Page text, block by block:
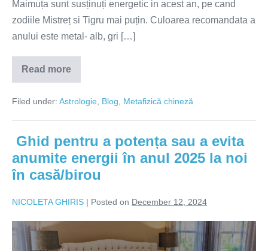
Maimuța sunt susținuți energetic in acest an, pe cand
zodiile Mistreț si Tigru mai puțin. Culoarea recomandata a
anului este metal- alb, gri […]
Read more
Anul
2025-
Șarpelui
lemn
Filed under: Astrologie Blog Metafizică chineză
Ghid pentru a potența sau a evita
anumite energii în anul 2025 la noi
în casă/birou
NICOLETA GHIRIS | Posted on December 12, 2024
Ghid
pentru